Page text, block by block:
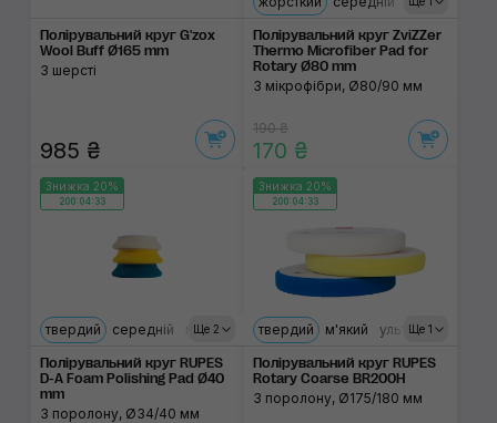
Полірувальний круг G'zox
Wool Buff Ø165 mm
З шерсті
985 ₴
Полірувальний круг ZviZZer
Thermo Microfiber Pad for
Rotary Ø80 mm
З мікрофібри, Ø80/90 мм
190 ₴
170 ₴
Знижка 20%
200:04:33
Ще 2
твердий середній м'який ультрам'який
Полірувальний круг RUPES
D-A Foam Polishing Pad Ø40
mm
З поролону, Ø34/40 мм
Знижка 20%
200:04:33
Ще 1
твердий м'який ультрам'який
Полірувальний круг RUPES
Rotary Coarse BR200H
З поролону, Ø175/180 мм